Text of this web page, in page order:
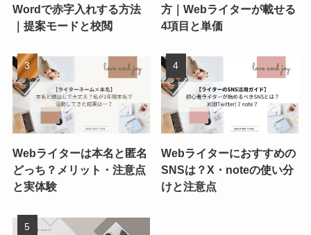
Wordで赤字入れする方法
｜提案モードと校閲
方｜Webライターが載せる
4項目と単価
Webライターは本名と匿名
どっち？メリット・注意点
と実体験
Webライターにおすすめの
SNSは？X・noteの使い分
けと注意点